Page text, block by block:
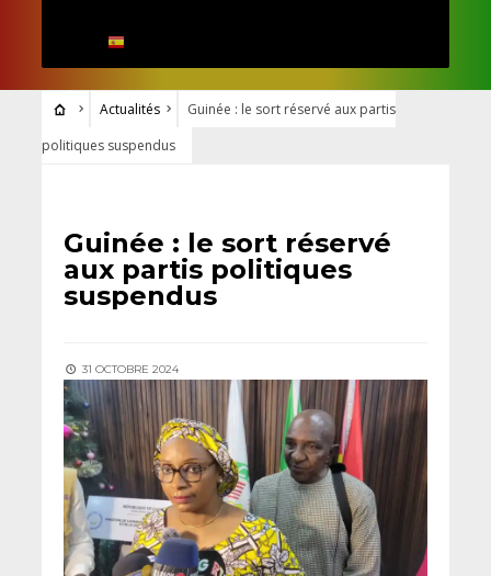
Actualités
Guinée : le sort réservé aux partis
politiques suspendus
Guinée : le sort réservé
aux partis politiques
suspendus
31 OCTOBRE 2024